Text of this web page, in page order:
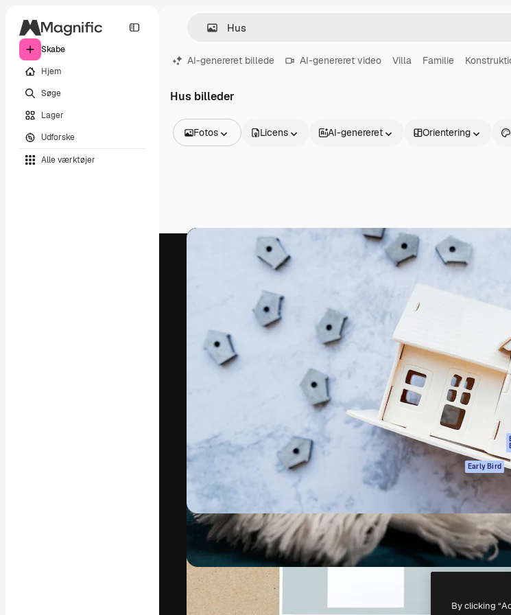
Skabe
Hjem
Søge
Lager
Udforske
Alle værktøjer
AI-genereret billede AI-genereret video Villa Familie
Hus billeder
Fotos
Videoer
Licens AI-genereret Orientering
Den kreative platform til at skabe dit bedste
arbejde. Over 1 million abonnenter – fra
kreative og virksomheder til bureauer og
studier.
Produkter
AI-billedgenerator
AI-videogenerator
stemmegenerator
Stockindhold
MCP til
Claude/ChatGPT
Agenter Early Bird
API
Mobilapp
Alle Magnific
værktøjer
Copyright © 2010- Alle rettigheder
By clicking